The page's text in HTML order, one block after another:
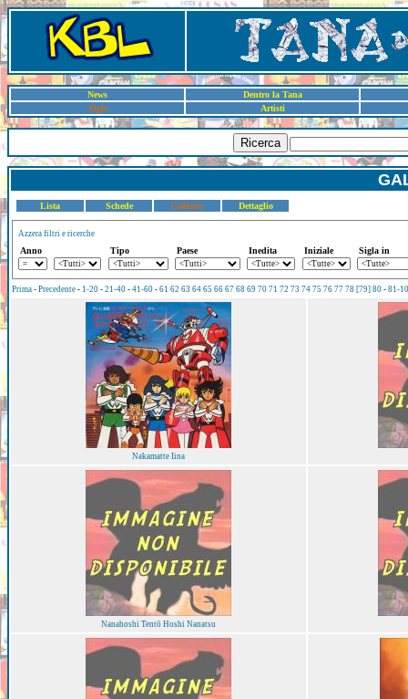
News
Dentro la Tana
Sigle
Artisti
Ricerca
Lista Schede Galleria Dettaglio
Azzera filtri e ricerche
Anno Tipo Paese Inedita Iniziale Sigla in
Prima - Precedente - 1-20 - 21-40 - 41-60 - 61 62 63 64 65 66 67 68 69 70 71 72 73 74 75 76 77 78 [79] 80 - 81-
Nakamatte Iina
Nanahoshi Tentō Hoshi Nanatsu